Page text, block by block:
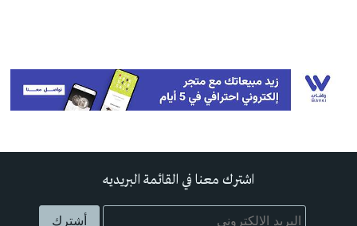
اشترك معنا في القائمة البريديه